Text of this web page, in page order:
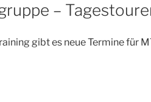
–
gibt es neue Termine für